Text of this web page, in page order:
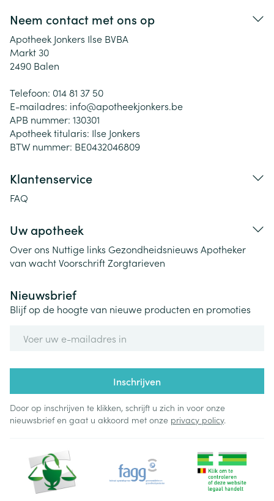
Neem contact met ons op
Apotheek Jonkers Ilse BVBA
Markt 30
2490 Balen
Telefoon: 014 81 37 50
E-mailadres: info@apotheekjonkers.be
APB nummer: 130301
Apotheek titularis: Ilse Jonkers
BTW nummer: BE0432046809
Klantenservice
FAQ
Uw apotheek
Over ons Nuttige links Gezondheidsnieuws Apotheker
van wachtVoorschriftZorgtarieven
Nieuwsbrief
Blijf op de hoogte van nieuwe producten en promoties
Inschrijven
Door op inschrijven te klikken, schrijft u zich in voor onze
nieuwsbrief en gaat u akkoord met onze privacy policy.